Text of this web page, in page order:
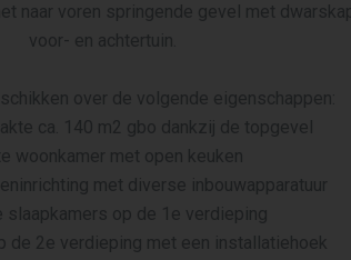
naar voren springende gevel met
voor- en achtertuin.
over de volgende eigenschappen:
ca. 140 m2 gbo dankzij de topgevel
woonkamer met open keuken
met diverse inbouwapparatuur
slaapkamers op de 1e verdieping
de 2e verdieping met een installatiehoek